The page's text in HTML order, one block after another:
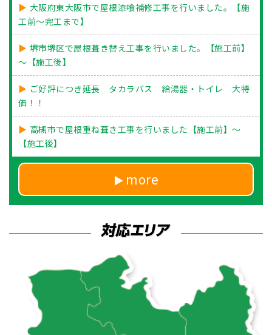
大阪府東大阪市で屋根漆喰補修工事を行いました。【施
工前～完工まで】
堺市堺区で屋根葺き替え工事を行いました。【施工前】
～【施工後】
ご好評につき延長 タカラバス 給湯器・トイレ 大特
価！！
高槻市で屋根重ね葺き工事を行いました【施工前】〜
【施工後】
more